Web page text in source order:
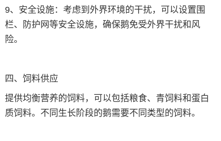
9、安全设施：考虑到外界环境的干扰，可以设置围
栏、防护网等安全设施，确保鹅免受外界干扰和风
险。
四、饲料供应
提供均衡营养的饲料，可以包括粮食、青饲料和蛋白
质饲料。不同生长阶段的鹅需要不同类型的饲料。